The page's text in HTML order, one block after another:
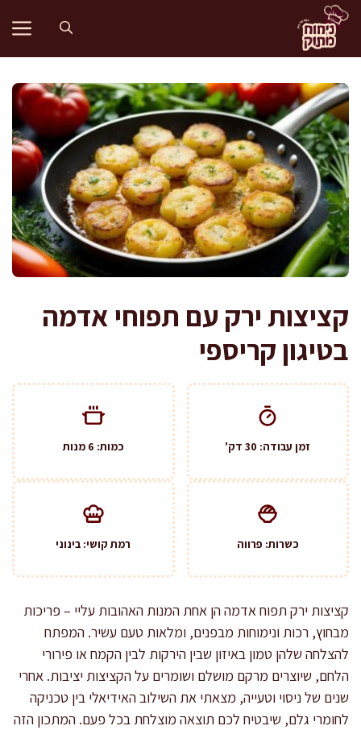
לדלג
לתוכן
קציצות ירק עם תפוחי אדמה
בטיגון קריספי
זמן עבודה: 30 דק' כמות: 6 מנות
כשרות: פרווה רמת קושי: בינוני
קציצות ירק תפוח אדמה הן אחת המנות האהובות עליי – פריכות
מבחוץ, רכות ונימוחות מבפנים, ומלאות טעם עשיר. המפתח
להצלחה שלהן טמון באיזון שבין הירקות לבין הקמח או פירורי
הלחם, שיוצרים מרקם מושלם ושומרים על הקציצות יציבות. אחרי
שנים של ניסוי וטעייה, מצאתי את השילוב האידיאלי בין טכניקה
לחומרי גלם, שיבטיח לכם תוצאה מוצלחת בכל פעם. המתכון הזה